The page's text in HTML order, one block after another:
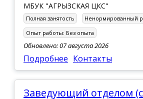
МБУК "АГРЫЗСКАЯ ЦКС"
Полная занятость
Ненормированный
Опыт работы: Без опыта
Обновлено: 07 августа 2026
Подробнее Контакты
Заведующий отделом